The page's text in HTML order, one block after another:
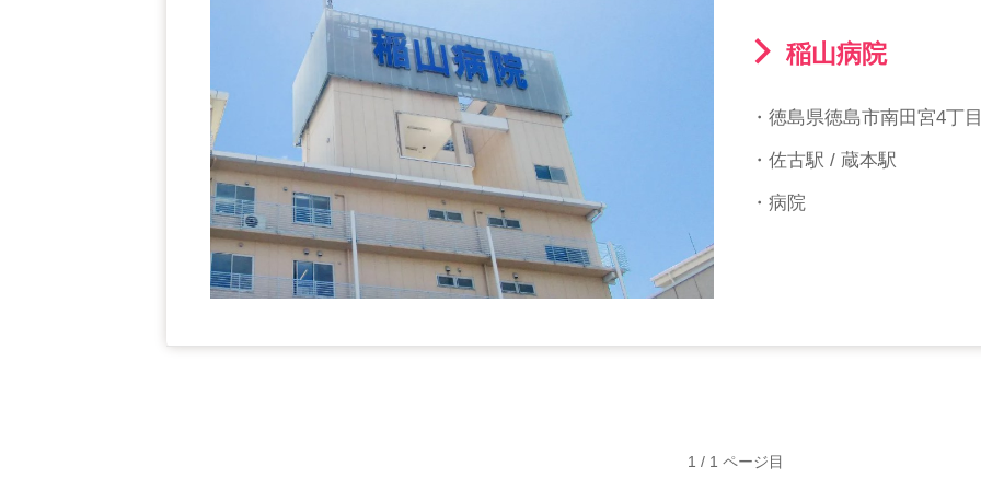
稲山病院
・徳島県徳島市南田宮4丁
・佐古駅 / 蔵本駅
・病院
1 / 1 ページ目